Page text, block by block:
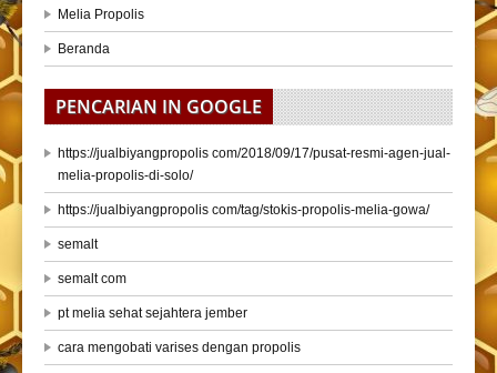
Melia Propolis
Beranda
PENCARIAN IN GOOGLE
https://jualbiyangpropolis com/2018/09/17/pusat-resmi-agen-jual-
melia-propolis-di-solo/
https://jualbiyangpropolis com/tag/stokis-propolis-melia-gowa/
semalt
semalt com
pt melia sehat sejahtera jember
cara mengobati varises dengan propolis